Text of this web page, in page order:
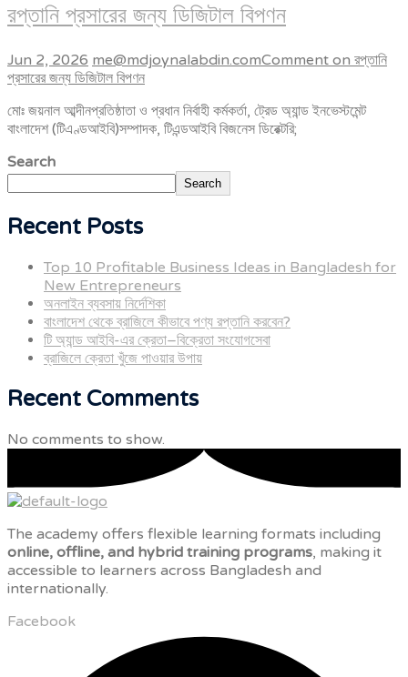
রপ্তানি প্রসারের জন্য ডিজিটাল বিপণন
Jun 2, 2026 me@mdjoynalabdin.comComment on রপ্তানি
প্রসারের জন্য ডিজিটাল বিপণন
মোঃ জয়নাল আব্দীনপ্রতিষ্ঠাতা ও প্রধান নির্বাহী কর্মকর্তা, ট্রেড অ্যান্ড ইনভেস্টমেন্ট
বাংলাদেশ (টিএণ্ডআইবি)সম্পাদক, টিএন্ডআইবি বিজনেস ডিরেক্টরি;
Search
Search
Recent Posts
Top 10 Profitable Business Ideas in Bangladesh for
New Entrepreneurs
অনলাইন ব্যবসায় নির্দেশিকা
বাংলাদেশ থেকে ব্রাজিলে কীভাবে পণ্য রপ্তানি করবেন?
টি অ্যান্ড আইবি-এর ক্রেতা–বিক্রেতা সংযোগসেবা
ব্রাজিলে ক্রেতা খুঁজে পাওয়ার উপায়
Recent Comments
No comments to show.
The academy offers flexible learning formats including
online, offline, and hybrid training programs, making it
accessible to learners across Bangladesh and
internationally.
Facebook